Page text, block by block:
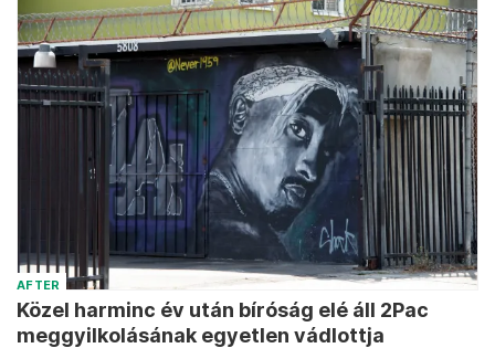
AFTER
Közel harminc év után bíróság elé áll 2Pac
meggyilkolásának egyetlen vádlottja